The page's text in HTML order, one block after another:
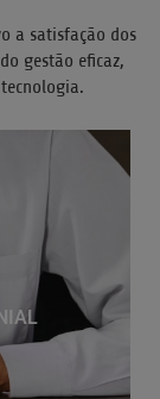
a satisfação dos
gestão eficaz,